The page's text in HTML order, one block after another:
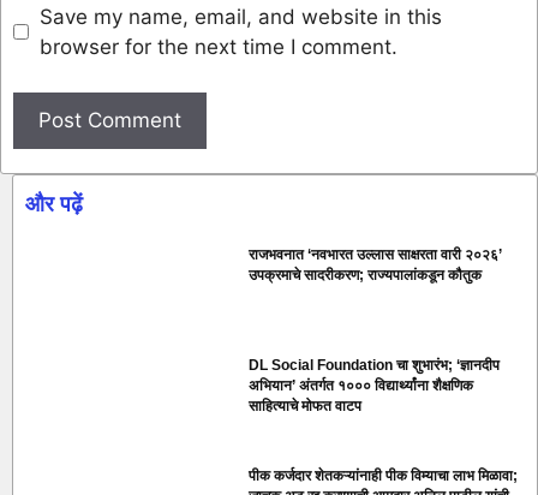
Save my name, email, and website in this
browser for the next time I comment.
और पढ़ें
राजभवनात ‘नवभारत उल्लास साक्षरता वारी २०२६’
उपक्रमाचे सादरीकरण; राज्यपालांकडून कौतुक
DL Social Foundation चा शुभारंभ; ‘ज्ञानदीप
अभियान’ अंतर्गत १००० विद्यार्थ्यांना शैक्षणिक
साहित्याचे मोफत वाटप
पीक कर्जदार शेतकऱ्यांनाही पीक विम्याचा लाभ मिळावा;